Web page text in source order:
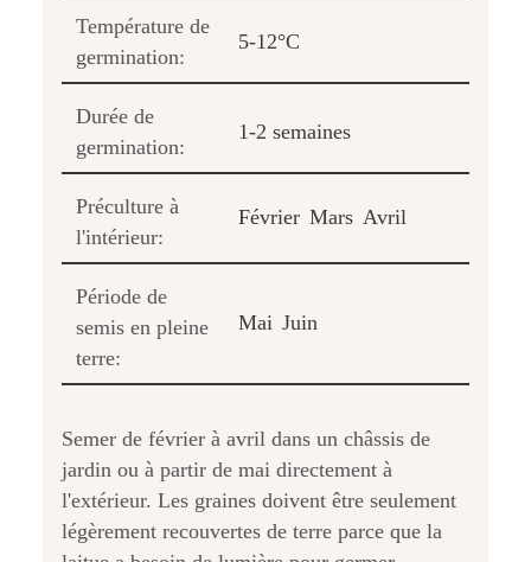
Température de
germination:
5-12°C
Durée de
germination:
1-2 semaines
Préculture à
l'intérieur:
Février Mars Avril
Période de
semis en pleine
terre:
Mai Juin
Semer de février à avril dans un châssis de
jardin ou à partir de mai directement à
l'extérieur. Les graines doivent être seulement
légèrement recouvertes de terre parce que la